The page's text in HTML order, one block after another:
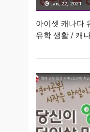
Jan, 22, 2021
아이셋 캐나다
유학 생활 / 캐